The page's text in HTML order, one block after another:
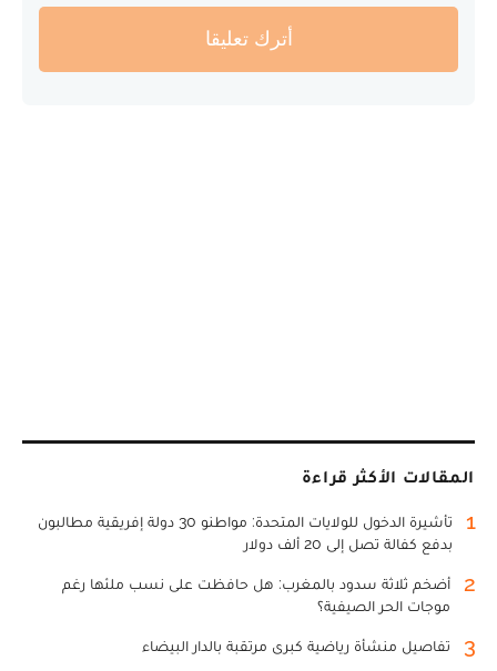
أترك تعليقا
المقالات الأكثر قراءة
1
تأشيرة الدخول للولايات المتحدة: مواطنو 30 دولة إفريقية مطالبون
بدفع كفالة تصل إلى 20 ألف دولار
2
أضخم ثلاثة سدود بالمغرب: هل حافظت على نسب ملئها رغم
موجات الحر الصيفية؟
3 تفاصيل منشأة رياضية كبرى مرتقبة بالدار البيضاء